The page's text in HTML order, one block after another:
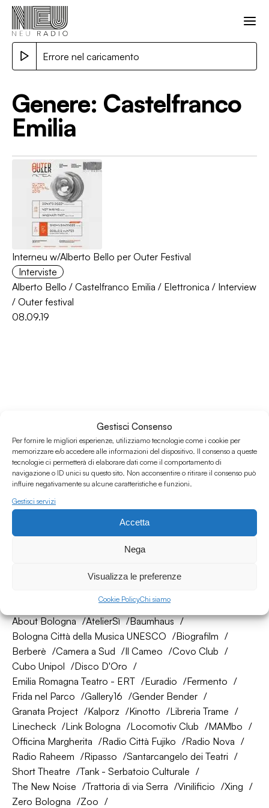
Gestisci Consenso
Per fornire le migliori esperienze, utilizziamo tecnologie come i cookie per
memorizzare e/o accedere alle informazioni del dispositivo. Il consenso a queste
tecnologie ci permetterà di elaborare dati come il comportamento di
navigazione o ID unici su questo sito. Non acconsentire o ritirare il consenso può
influire negativamente su alcune caratteristiche e funzioni.
Gestisci servizi
Accetta
Nega
Visualizza le preferenze
Cookie PolicyChi siamo
Errore nel caricamento
Genere: Castelfranco
Emilia
Interneu w/Alberto Bello per Outer Festival
Interviste
Alberto Bello / Castelfranco Emilia / Elettronica / Interview
/ Outer festival
08.09.19
Associazione Culturale Humus
Via degli Orti 63, Bologna 40137
IVA: IT03691751204
CF: 03691751204
La nostra rete di amici
About Bologna AtelierSì
Baumhaus
Bologna Città della Musica UNESCO
Biografilm
Berberè
Camera a Sud Il Cameo
Covo Club
Cubo Unipol
Disco D'Oro
Emilia Romagna Teatro - ERT
Euradio
Fermento
Frida nel Parco
Gallery16
Gender Bender
Granata Project
Kalporz Kinotto
Libreria Trame
Linecheck
Link Bologna Locomotiv Club
MAMbo
Officina Margherita
Radio Città Fujiko
Radio Nova
Radio Raheem
Ripasso
Santarcangelo dei Teatri
Short Theatre
Tank - Serbatoio Culturale
The New Noise
Trattoria di via Serra Vinilificio
Xing
Zero Bologna
Zoo